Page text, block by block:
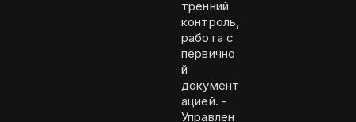
тренний
контроль,
работа с
первично
й
документ
ацией. -
Управлен